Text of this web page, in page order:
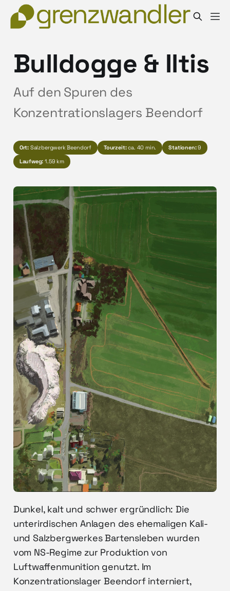
Bulldogge & Iltis
Auf den Spuren des
Konzentrationslagers Beendorf
Ort:Salzbergwerk Beendorf Tourzeit:ca. 40 min. Stationen:9
Laufweg: 1.59 km
Dunkel, kalt und schwer ergründlich: Die
unterirdischen Anlagen des ehemaligen Kali-
und Salzbergwerkes Bartensleben wurden
vom NS-Regime zur Produktion von
Luftwaffenmunition genutzt. Im
Konzentrationslager Beendorf interniert,